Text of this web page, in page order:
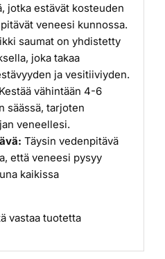
jotka estävät kosteuden
veneesi kunnossa.
saumat on yhdistetty
joka takaa
ja vesitiiviyden.
Kestää vähintään 4-6
säässä, tarjoten
veneellesi.
Täysin vedenpitävä
että veneesi pysyy
kaikissa
vastaa tuotetta